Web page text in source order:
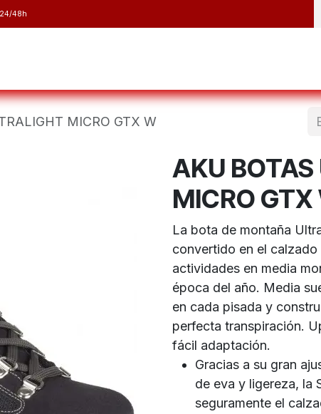
48h
MICRO GTX W
AKU
MICRO GTX
La bota de montaña
convertido en el
actividades en media
época del año. Media
en cada pisada y
perfecta transpiración.
fácil adaptación.
Gracias a su gran
de eva y ligereza, la
seguramente el